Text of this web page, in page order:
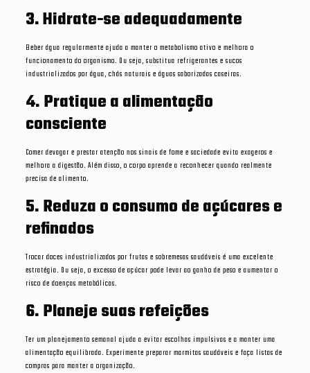
3. Hidrate-se adequadamente
Beber água regularmente ajuda a manter o metabolismo ativo e melhora o
funcionamento do organismo. Ou seja, substitua refrigerantes e sucos
industrializados por água, chás naturais e águas saborizadas caseiras.
4. Pratique a alimentação
consciente
Comer devagar e prestar atenção nos sinais de fome e saciedade evita exageros e
melhora a digestão. Além disso, o corpo aprende a reconhecer quando realmente
precisa de alimento.
5. Reduza o consumo de açúcares e
refinados
Trocar doces industrializados por frutas e sobremesas saudáveis é uma excelente
estratégia. Ou seja, o excesso de açúcar pode levar ao ganho de peso e aumentar o
risco de doenças metabólicas.
6. Planeje suas refeições
Ter um planejamento semanal ajuda a evitar escolhas impulsivas e a manter uma
alimentação equilibrada. Experimente preparar marmitas saudáveis e faça listas de
compras para manter a organização.